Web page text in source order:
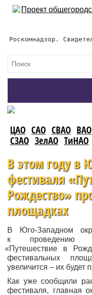
Роскомнадзор.
ЦАО САО СВАО ВАО
СЗАО ЗелАО ТиНАО
В этом году в
фестиваля
Рождество»
площадках
В Юго-Западном
к проведению
«Путешествие в
фестивальных
увеличится – их будет
Как уже сообщили
фестиваля, главная